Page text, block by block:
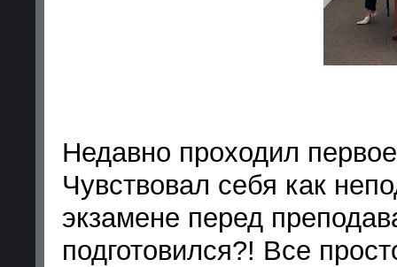
Недавно проходил
Чувствовал себя как
экзамене перед
подготовился?! Все